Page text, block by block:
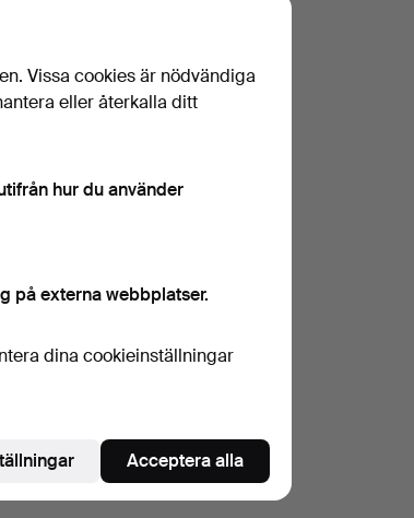
Vissa cookies är nödvändiga
eller återkalla ditt
hur du använder
på externa webbplatser.
dina cookieinställningar
Acceptera alla